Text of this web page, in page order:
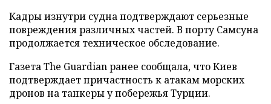
Кадры изнутри судна подтверждают серьезные
повреждения различных частей. В порту Самсуна
продолжается техническое обследование.
Газета The Guardian ранее сообщала, что Киев
подтверждает причастность к атакам морских
дронов на танкеры у побережья Турции.